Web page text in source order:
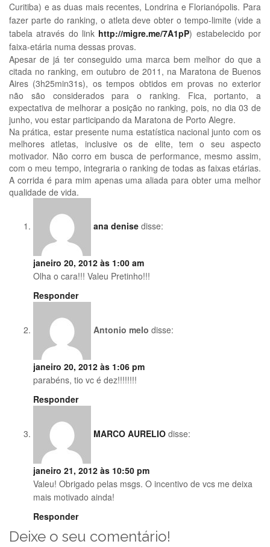
Curitiba) e as duas mais recentes, Londrina e Florianópolis. Para
fazer parte do ranking, o atleta deve obter o tempo-limite (vide a
tabela através do link http://migre.me/7A1pP) estabelecido por
faixa-etária numa dessas provas.
Apesar de já ter conseguido uma marca bem melhor do que a
citada no ranking, em outubro de 2011, na Maratona de Buenos
Aires (3h25min31s), os tempos obtidos em provas no exterior
não são considerados para o ranking. Fica, portanto, a
expectativa de melhorar a posição no ranking, pois, no dia 03 de
junho, vou estar participando da Maratona de Porto Alegre.
Na prática, estar presente numa estatística nacional junto com os
melhores atletas, inclusive os de elite, tem o seu aspecto
motivador. Não corro em busca de performance, mesmo assim,
com o meu tempo, integraria o ranking de todas as faixas etárias.
A corrida é para mim apenas uma aliada para obter uma melhor
qualidade de vida.
ana denise disse:
janeiro 20, 2012 às 1:00 am
Olha o cara!!! Valeu Pretinho!!!
Responder
Antonio melo disse:
janeiro 20, 2012 às 1:06 pm
parabéns, tio vc é dez!!!!!!!!
Responder
MARCO AURELIO disse:
janeiro 21, 2012 às 10:50 pm
Valeu! Obrigado pelas msgs. O incentivo de vcs me deixa
mais motivado ainda!
Responder
Deixe o seu comentário!